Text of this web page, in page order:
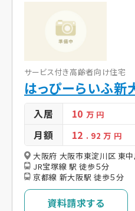
サービス付き高齢者向け住宅
はっぴーらいふ新
入居 10万 円
月額 12 . 92万 円
大阪府 大阪市東淀川区 東
JR宝塚線 駅 徒歩５分
京都線 新大阪駅 徒歩５分
資料請求する